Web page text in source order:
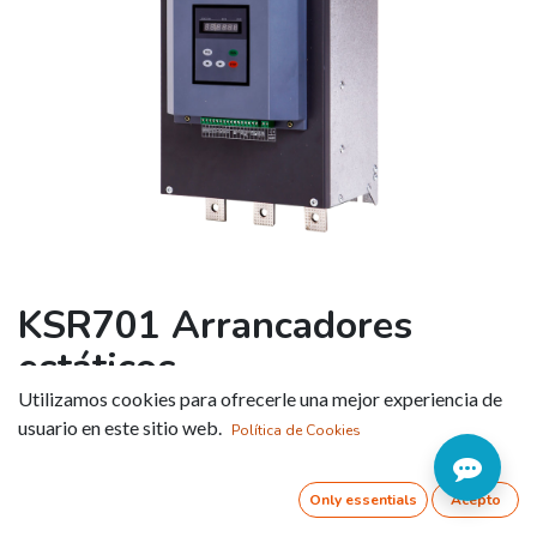
KSR701 Arrancadores
estáticos
Referencia:
• Rampa tensión (U1:5÷75%Ue / t:1÷200s)
• Intensidad limitada (Im:0.2÷4Ie / t: 1÷120s)
Utilizamos cookies para ofrecerle una mejor experiencia de
usuario en este sitio web. Política de Cookies
Only essentials Acepto